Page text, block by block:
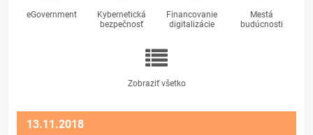
eGovernment
Kybernetická
bezpečnosť
Financovanie
digitalizácie
Mestá
budúcnosti
Zobraziť všetko
13.11.2018